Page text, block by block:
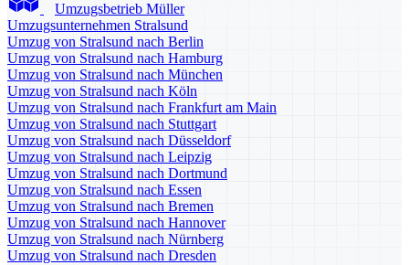
Umzugsbetrieb Müller
Umzugsunternehmen Stralsund
Umzug von Stralsund nach Berlin
Umzug von Stralsund nach Hamburg
Umzug von Stralsund nach München
Umzug von Stralsund nach Köln
Umzug von Stralsund nach Frankfurt am Main
Umzug von Stralsund nach Stuttgart
Umzug von Stralsund nach Düsseldorf
Umzug von Stralsund nach Leipzig
Umzug von Stralsund nach Dortmund
Umzug von Stralsund nach Essen
Umzug von Stralsund nach Bremen
Umzug von Stralsund nach Hannover
Umzug von Stralsund nach Nürnberg
Umzug von Stralsund nach Dresden